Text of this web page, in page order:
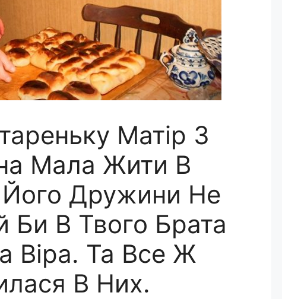
Матір З
Мала Жити В
Дружини Не
В Твого Брата
Віра. Та Все Ж
В Них.